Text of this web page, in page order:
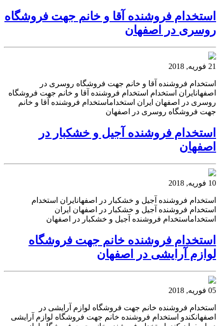
استخدام فروشنده آقا و خانم جهت فروشگاه
روسری در اصفهان
21 فوریه, 2018
استخدام فروشنده آقا و خانم جهت فروشگاه روسری در
اصفهانایران استخدام استخدام فروشنده آقا و خانم جهت فروشگاه
روسری در اصفهان ایران استخداماستخدام فروشنده آقا و خانم
جهت فروشگاه روسری در اصفهان
استخدام فروشنده آجیل و خشکبار در
اصفهان
10 فوریه, 2018
استخدام فروشنده آجیل و خشکبار در اصفهانایران استخدام
استخدام فروشنده آجیل و خشکبار در اصفهان ایران
استخداماستخدام فروشنده آجیل و خشکبار در اصفهان
استخدام فروشنده خانم جهت فروشگاه
لوازم آرایشی در اصفهان
05 فوریه, 2018
استخدام فروشنده خانم جهت فروشگاه لوازم آرایشی در
اصفهانکندو استخدام فروشنده خانم جهت فروشگاه لوازم آرایشی